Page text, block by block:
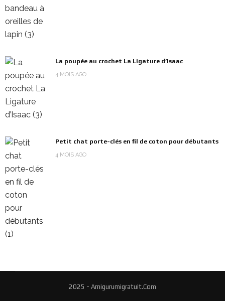
La poupée au crochet La Ligature d’Isaac
4 MOIS AGO
Petit chat porte-clés en fil de coton pour débutants
4 MOIS AGO
2025 - Amigurumigratuit.Com